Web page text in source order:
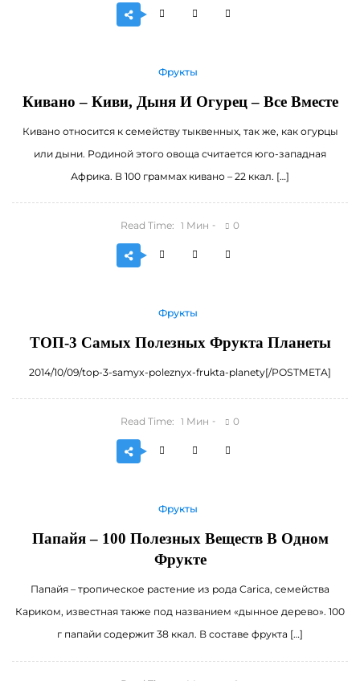
Фрукты
Кивано – Киви, Дыня И Огурец – Все Вместе
Кивано относится к семейству тыквенных, так же, как огурцы
или дыни. Родиной этого овоща считается юго-западная
Африка. В 100 граммах кивано – 22 ккал. […]
Read Time: 1 Мин 0
Фрукты
ТОП-3 Самых Полезных Фрукта Планеты
2014/10/09/top-3-samyx-poleznyx-frukta-planety[/POSTMETA]
Read Time: 1 Мин 0
Фрукты
Папайя – 100 Полезных Веществ В Одном
Фрукте
Папайя – тропическое растение из рода Carica, семейства
Кариком, известная также под названием «дынное дерево». 100
г папайи содержит 38 ккал. В составе фрукта […]